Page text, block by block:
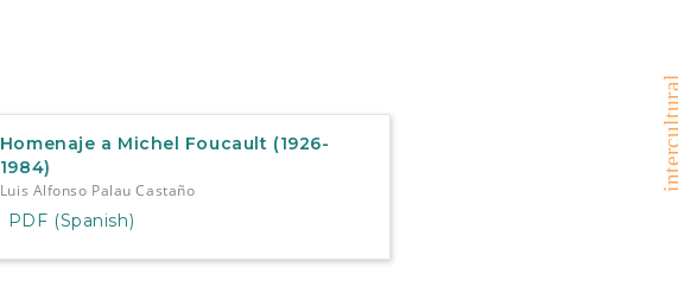
Homenaje a Michel Foucault (1926-
1984)
Luis Alfonso Palau Castaño
PDF (Spanish)
intercultural